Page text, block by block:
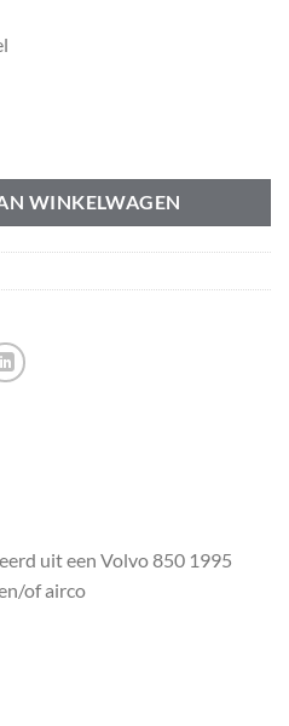
WINKELWAGEN
uit een Volvo 850 1995
of airco